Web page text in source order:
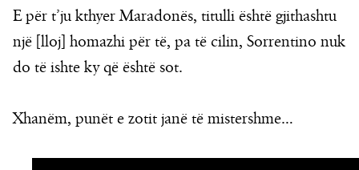
E për t’ju kthyer Maradonës, titulli është gjithashtu
një [lloj] homazhi për të, pa të cilin, Sorrentino nuk
do të ishte ky që është sot.
Xhanëm, punët e zotit janë të mistershme…